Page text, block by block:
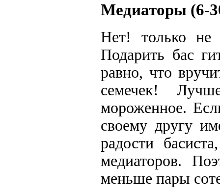
Медиаторы (6-
Нет! только не
Подарить бас
равно, что
семечек!
мороженное.
своему другу
радости
медиаторов.
меньше пары